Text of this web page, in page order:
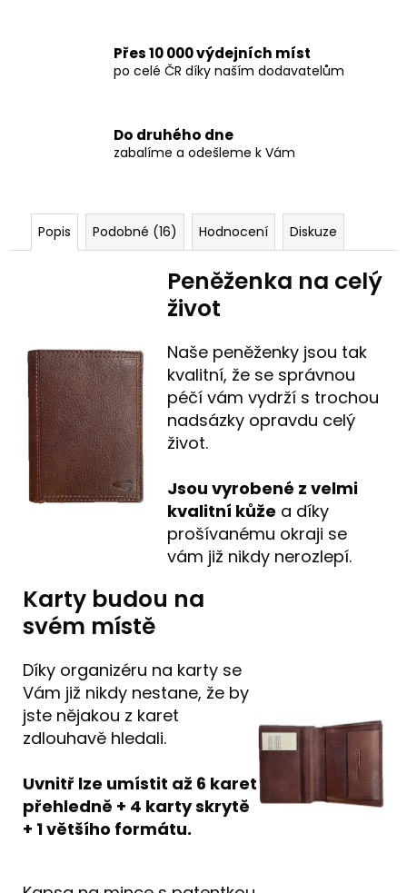
Přes 10 000 výdejních míst
po celé ČR díky naším dodavatelům
Do druhého dne
zabalíme a odešleme k Vám
Popis Podobné (16) Hodnocení Diskuze
Peněženka na celý
život
Naše peněženky jsou tak
kvalitní, že se správnou
péčí vám vydrží s trochou
nadsázky opravdu celý
život.
Jsou vyrobené z velmi
kvalitní kůže a díky
prošívanému okraji se
vám již nikdy nerozlepí.
Karty budou na
svém místě
Díky organizéru na karty se
Vám již nikdy nestane, že by
jste nějakou z karet
zdlouhavě hledali.
Uvnitř lze umístit až 6 karet
přehledně + 4 karty skrytě
+ 1 většího formátu.